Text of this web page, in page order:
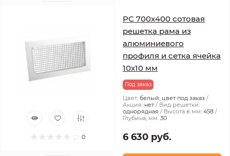
0
РС 700х400 сотовая
решетка рама из
алюминиевого
профиля и сетка ячейка
10x10 мм
Под заказ
Цвет: белый, цвет под заказ
Акция: нет
Вид решетки:
однорядная
Высота в мм: 458
Глубина, мм: 30
6 630 руб.